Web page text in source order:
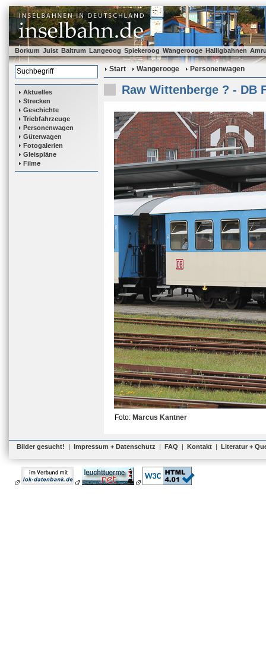
Borkum Juist Baltrum Langeoog Spiekeroog Wangerooge Halligbahnen
Aktuelles
Strecken
Geschichte
Triebfahrzeuge
Personenwagen
Güterwagen
Fotogalerien
Gleispläne
Filme
Start Wangerooge Personenwagen
Raw Wittenberge ? - DB
Foto: Marcus Kantner
Bilder gesucht! | Impressum + Datenschutz | FAQ | Kontakt | Literatur +